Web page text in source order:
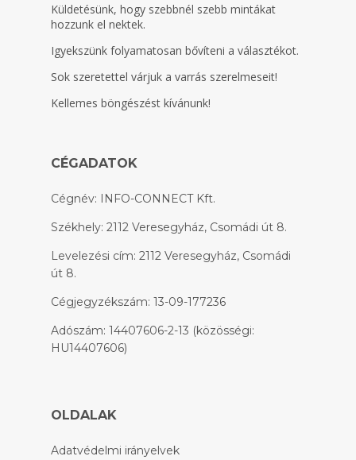
Küldetésünk, hogy szebbnél szebb mintákat
hozzunk el nektek.
Igyekszünk folyamatosan bővíteni a választékot.
Sok szeretettel várjuk a varrás szerelmeseit!
Kellemes böngészést kívánunk!
CÉGADATOK
Cégnév: INFO-CONNECT Kft.
Székhely: 2112 Veresegyház, Csomádi út 8.
Levelezési cím: 2112 Veresegyház, Csomádi
út 8.
Cégjegyzékszám: 13-09-177236
Adószám: 14407606-2-13 (közösségi:
HU14407606)
OLDALAK
Adatvédelmi irányelvek